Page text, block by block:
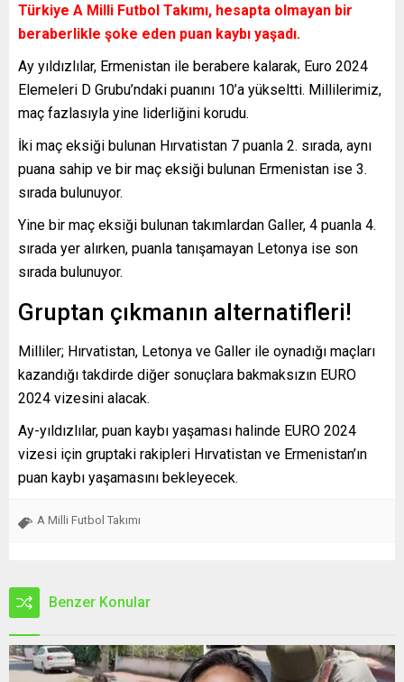
Türkiye A Milli Futbol Takımı, hesapta olmayan bir
beraberlikle şoke eden puan kaybı yaşadı.
Ay yıldızlılar, Ermenistan ile berabere kalarak, Euro 2024
Elemeleri D Grubu’ndaki puanını 10’a yükseltti. Millilerimiz,
maç fazlasıyla yine liderliğini korudu.
İki maç eksiği bulunan Hırvatistan 7 puanla 2. sırada, aynı
puana sahip ve bir maç eksiği bulunan Ermenistan ise 3.
sırada bulunuyor.
Yine bir maç eksiği bulunan takımlardan Galler, 4 puanla 4.
sırada yer alırken, puanla tanışamayan Letonya ise son
sırada bulunuyor.
Gruptan çıkmanın alternatifleri!
Milliler; Hırvatistan, Letonya ve Galler ile oynadığı maçları
kazandığı takdirde diğer sonuçlara bakmaksızın EURO
2024 vizesini alacak.
Ay-yıldızlılar, puan kaybı yaşaması halinde EURO 2024
vizesi için gruptaki rakipleri Hırvatistan ve Ermenistan’ın
puan kaybı yaşamasını bekleyecek.
A Milli Futbol Takımı
Benzer Konular